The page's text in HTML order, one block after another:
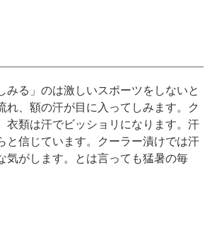
みる」のは激しいスポーツをしないと
、額の汗が目に入ってしみます。ク
衣類は汗でビッショリになります。汗
と信じています。クーラー漬けでは汗
気がします。とは言っても猛暑の毎